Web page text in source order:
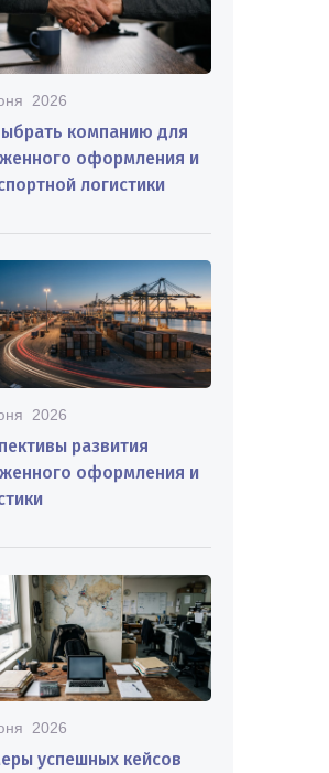
2026
компанию для
оформления и
логистики
2026
развития
оформления и
2026
успешных кейсов